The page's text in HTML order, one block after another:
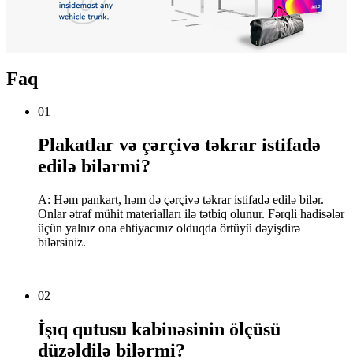
Faq
01
Plakatlar və çərçivə təkrar istifadə
edilə bilərmi?
A: Həm pankart, həm də çərçivə təkrar istifadə edilə bilər.
Onlar ətraf mühit materialları ilə tətbiq olunur. Fərqli hadisələr
üçün yalnız ona ehtiyacınız olduqda örtüyü dəyişdirə
bilərsiniz.
02
İşıq qutusu kabinəsinin ölçüsü
düzəldilə bilərmi?